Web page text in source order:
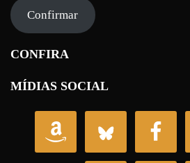
e-
mail
Confirmar
CONFIRA
MÍDIAS SOCIAL